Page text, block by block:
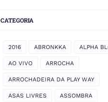
CATEGORIA
2016 ABRONKKA ALPHA
AO VIVO ARROCHA
ARROCHADEIRA DA PLAY WAY
ASAS LIVRES ASSOMBRA